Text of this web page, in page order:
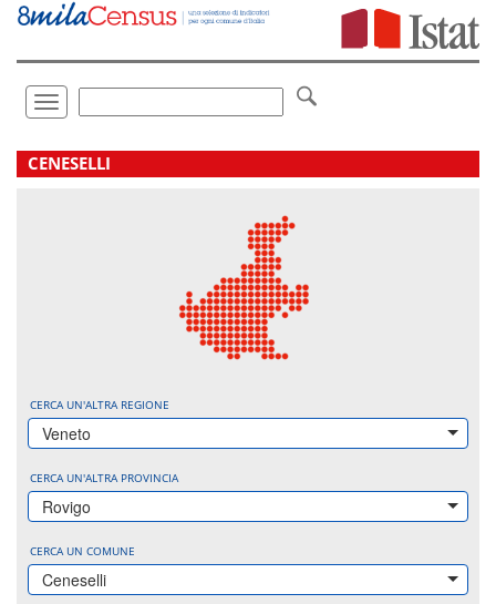
Vai
direttamente
Toggle
navigation
.
CENESELLI
CERCA UN'ALTRA REGIONE
Veneto
CERCA UN'ALTRA PROVINCIA
Rovigo
CERCA UN COMUNE
Ceneselli